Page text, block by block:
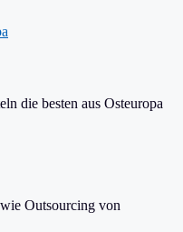
die besten aus Osteuropa
Outsourcing von